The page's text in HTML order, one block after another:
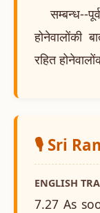
सम्बन्ध--
होनेवालोंकी
रहित
🎙️ Sri
ENGLISH
7.27 As